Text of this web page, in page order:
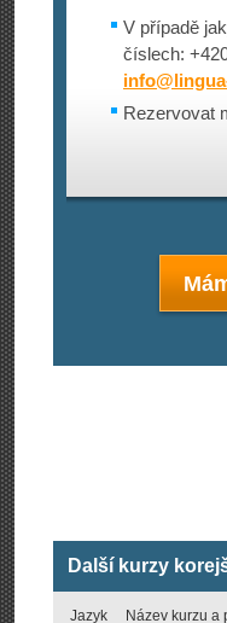
V případě
číslech:
info@
Rezervovat
Další kurzy
Jazyk Název kurzu a